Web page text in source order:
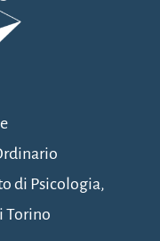
di Psicologia,
Torino